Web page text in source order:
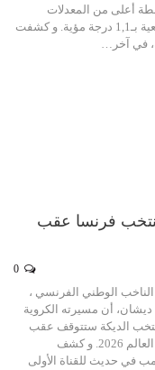
أعلى من المعدلات
الطبيعية بـ1,1 درجة مؤية. و كشفت
في آخر…
فرنسا عقب
الوطني الفرنسي ،
ديشان، أن مسيرته الكروية
الديكة ستتوقف عقب
كأس العالم 2026. و كشف
في حديث للقناة الأولى